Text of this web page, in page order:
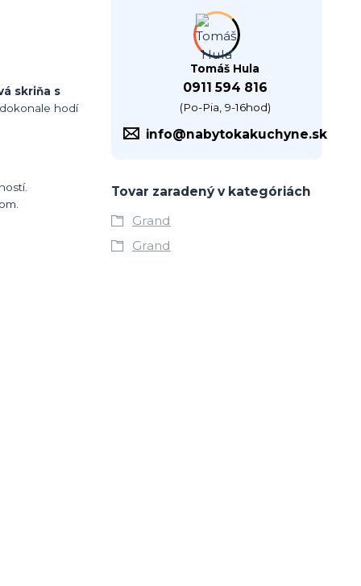
skriňa s
hodí
Tomáš Hula
0911 594 816
(Po-Pia, 9-16hod)
info@nabytokakuchyne.sk
Tovar zaradený v kategóriách
Grand
Grand